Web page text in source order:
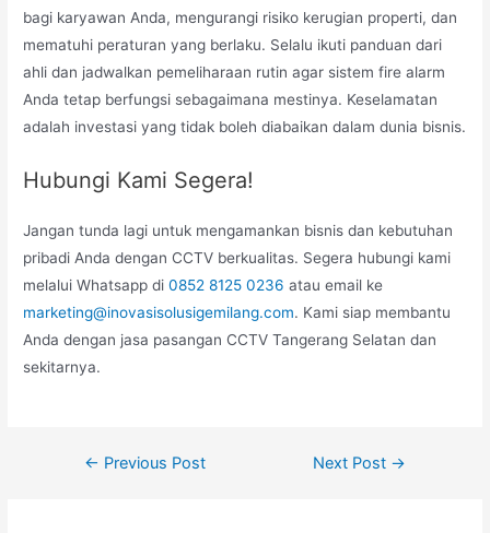
bagi karyawan Anda, mengurangi risiko kerugian properti, dan
mematuhi peraturan yang berlaku. Selalu ikuti panduan dari
ahli dan jadwalkan pemeliharaan rutin agar sistem fire alarm
Anda tetap berfungsi sebagaimana mestinya. Keselamatan
adalah investasi yang tidak boleh diabaikan dalam dunia bisnis.
Hubungi Kami Segera!
Jangan tunda lagi untuk mengamankan bisnis dan kebutuhan
pribadi Anda dengan CCTV berkualitas. Segera hubungi kami
melalui Whatsapp di0852 8125 0236 atau email ke
marketing@inovasisolusigemilang.com. Kami siap membantu
Anda dengan jasa pasangan CCTV Tangerang Selatan dan
sekitarnya.
Post← Previous Post Next Post →